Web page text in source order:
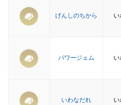
げんしのちから い
パワージェム い
いわなだれ い